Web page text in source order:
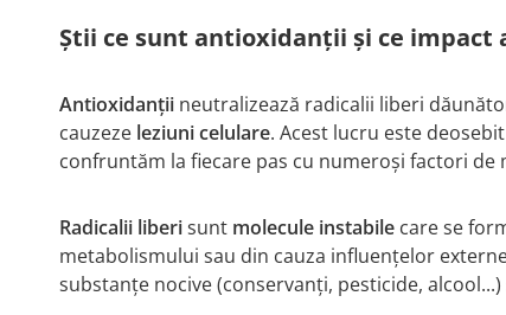
Știi ce sunt antioxidanții și ce impact
Antioxidanții neutralizează radicalii liberi
cauzeze leziuni celulare. Acest lucru este
confruntăm la fiecare pas cu numeroși factori
Radicalii liberisunt molecule instabile care se
metabolismului sau din cauza influențelor
substanțe nocive (conservanți, pesticide,